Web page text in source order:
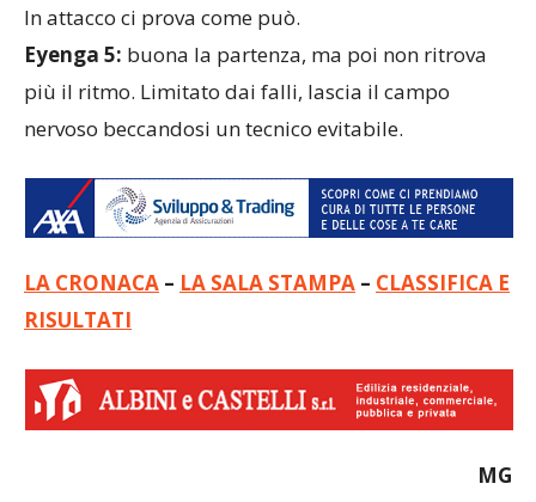
In attacco ci prova come può.
Eyenga 5: buona la partenza, ma poi non ritrova
più il ritmo. Limitato dai falli, lascia il campo
nervoso beccandosi un tecnico evitabile.
LA CRONACA – LA SALA STAMPA – CLASSIFICA E
RISULTATI
MG